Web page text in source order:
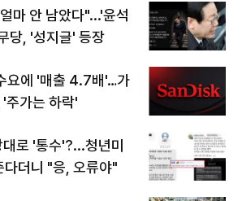
마 안 남았다"...'윤석
당, '성지글' 등장
요에 '매출 4.7배'…가
주가는 하락'
로 '통수'?...청년미
다더니 "응, 오류야"